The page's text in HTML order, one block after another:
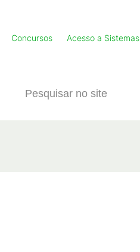
Concursos Acesso a Sistemas